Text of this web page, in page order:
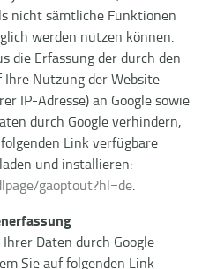
nicht sämtliche Funktionen
werden nutzen können.
die Erfassung der durch den
Ihre Nutzung der Website
IP-Adresse) an Google sowie
durch Google verhindern,
Link verfügbare
und installieren:
gaoptout?hl=de.
Daten durch Google
Sie auf folgenden Link